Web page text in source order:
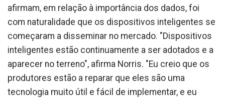
afirmam, em relação à importância dos dados, foi
com naturalidade que os dispositivos inteligentes se
começaram a disseminar no mercado. "Dispositivos
inteligentes estão continuamente a ser adotados e a
aparecer no terreno", afirma Norris. "Eu creio que os
produtores estão a reparar que eles são uma
tecnologia muito útil e fácil de implementar, e eu